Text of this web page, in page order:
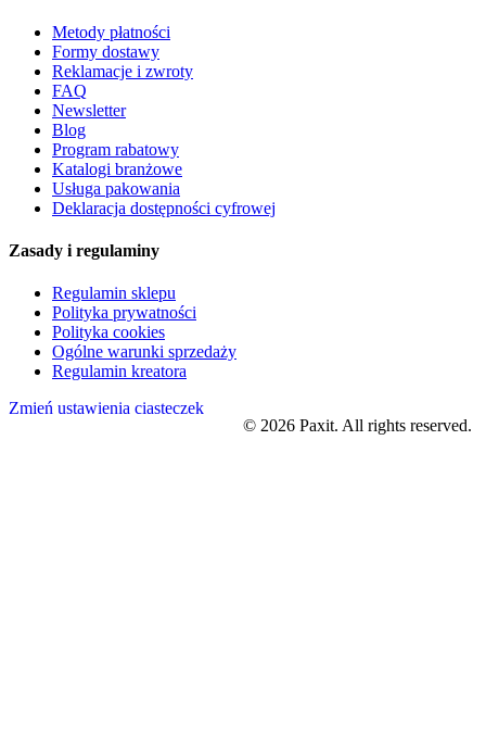
Metody płatności
Formy dostawy
Reklamacje i zwroty
FAQ
Newsletter
Blog
Program rabatowy
Katalogi branżowe
Usługa pakowania
Deklaracja dostępności cyfrowej
Zasady i regulaminy
Regulamin sklepu
Polityka prywatności
Polityka cookies
Ogólne warunki sprzedaży
Regulamin kreatora
Zmień ustawienia ciasteczek
© 2026 Paxit. All rights reserved.